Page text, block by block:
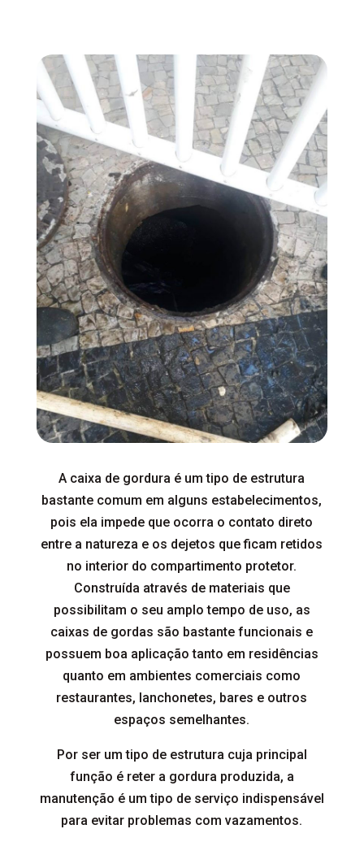
A caixa de gordura é um tipo de estrutura
bastante comum em alguns estabelecimentos,
pois ela impede que ocorra o contato direto
entre a natureza e os dejetos que ficam retidos
no interior do compartimento protetor.
Construída através de materiais que
possibilitam o seu amplo tempo de uso, as
caixas de gordas são bastante funcionais e
possuem boa aplicação tanto em residências
quanto em ambientes comerciais como
restaurantes, lanchonetes, bares e outros
espaços semelhantes.
Por ser um tipo de estrutura cuja principal
função é reter a gordura produzida, a
manutenção é um tipo de serviço indispensável
para evitar problemas com vazamentos.